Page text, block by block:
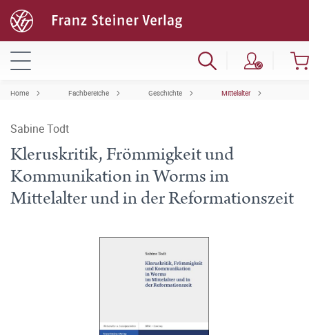
Home Fachbereiche Geschichte Mittelalter
Sabine Todt
Kleruskritik, Frömmigkeit und
Kommunikation in Worms im
Mittelalter und in der Reformationszeit